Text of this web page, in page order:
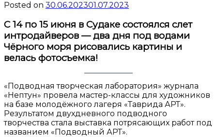
Posted on 30.06.202301.07.2023
С 14 по 15 июня в Судаке состоялся слет
интродайверов — два дня под водами
Чёрного моря рисовались картины и
велась фотосъемка!
«Подводная творческая лаборатория» журнала
«Нептун» провела мастер-классы для художников
на базе молодёжного лагеря «Таврида АРТ».
Результатом двухдневного подводного
творчества стала выставка потрясающих работ под
названием «Подводный АРТ».